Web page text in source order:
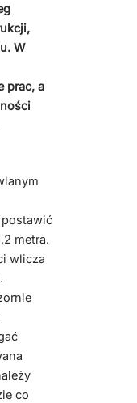
W
prac, a
metra.
wlicza
co